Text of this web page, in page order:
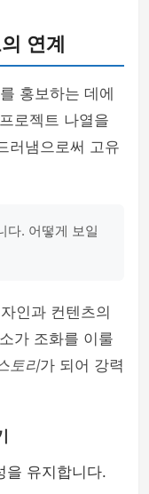
연계
를 홍보하는 데에
로젝트 나열을
러냄으로써 고유
다. 어떻게 보일
인과 컨텐츠의
가 조화를 이룰
토리가 되어 강력
을 유지합니다.